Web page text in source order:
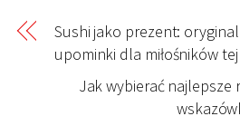
Sushi jako prezent:
upominki dla miłośników
Jak wybierać najlepsze